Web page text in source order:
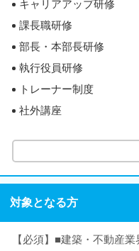
キャリアアップ研修
課長職研修
部長・本部長研修
執行役員研修
トレーナー制度
社外講座
対象となる方
【必須】■建築・不動産